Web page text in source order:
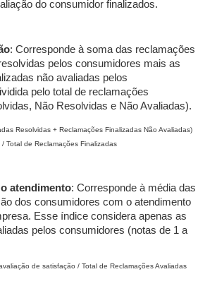
do consumidor finalizados.
: Corresponde à soma das reclamações
pelos consumidores mais as
não avaliadas pelos
pelo total de reclamações
Não Resolvidas e Não Avaliadas).
Resolvidas + Reclamações Finalizadas Não Avaliadas)
/ Total de Reclamações Finalizadas
atendimento: Corresponde à média das
dos consumidores com o atendimento
Esse índice considera apenas as
pelos consumidores (notas de 1 a
de satisfação / Total de Reclamações Avaliadas